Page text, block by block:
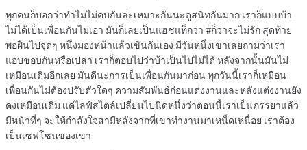
ทุกคนก็บอกว่าทำไมไม่คบกันล่ะเหมาะกันนะดูสนิทกันมาก เราก็แบบบ้า
ไม่ได้เป็นเพื่อนกันไม่เอา มันก็เลยเป็นแฮชแท็กว่า #ก็ว่าจะไม่รัก สุดท้าย
พอฝืนไปจุดๆ หนึ่งมองหน้าแล้วเขินกันเอง มีวันหนึ่งเขาเลยถามว่าเรา
แอบชอบกันหรือเปล่า เราก็ตอบไปว่าบ้าเป็นไปไม่ได้ หลังจากนั้นมันไม่
เหมือนเดิมอีกเลย มันดีนะการเป็นเพื่อนกันมาก่อน ทุกวันนี้เราก็เหมือน
เพื่อนกันไม่ต้องปรับตัวใดๆ ความสัมพันธ์ก่อนแต่งงานและหลังแต่งงานยัง
คงเหมือนเดิม แค่ไลฟ์สไตล์เปลี่ยนไปนิดหนึ่งว่าตอนนี้เราเป็นภรรยาแล้ว
มีหน้าที่ๆ จะให้กำลังใจสามีหลังจากที่เขาทำงานมาเหน็ดเหนื่อย เราต้อง
เป็นเซฟโซนของเขา